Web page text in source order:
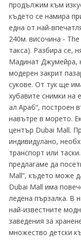
продължим към
където се намира
една от най-
240м. височина -
такса). Разбира се,
Мадинат Джумейра,
модерен закрит
сукове. От тук ще
хубавите снимки на
ал Араб“, построен
навътре в морето.
център Dubai Mall.
индивидулано,
транспорт или
предлагаме да
Mall”, където може
Dubai Mall има
ледена пързалка. В
най-известните
заведения за
множество детски